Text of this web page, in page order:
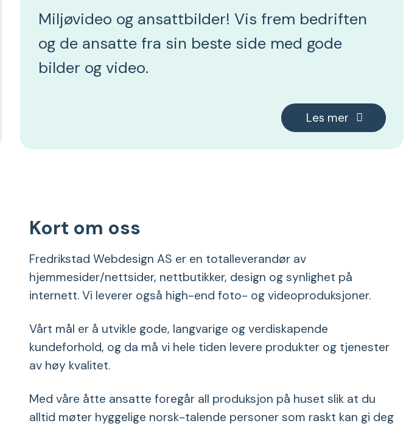
Miljøvideo og ansattbilder! Vis frem bedriften
og de ansatte fra sin beste side med gode
bilder og video.
Les mer
Kort om oss
Fredrikstad Webdesign AS er en totalleverandør av
hjemmesider/nettsider, nettbutikker, design og synlighet på
internett. Vi leverer også high-end foto- og videoproduksjoner.
Vårt mål er å utvikle gode, langvarige og verdiskapende
kundeforhold, og da må vi hele tiden levere produkter og tjenester
av høy kvalitet.
Med våre åtte ansatte foregår all produksjon på huset slik at du
alltid møter hyggelige norsk-talende personer som raskt kan gi deg